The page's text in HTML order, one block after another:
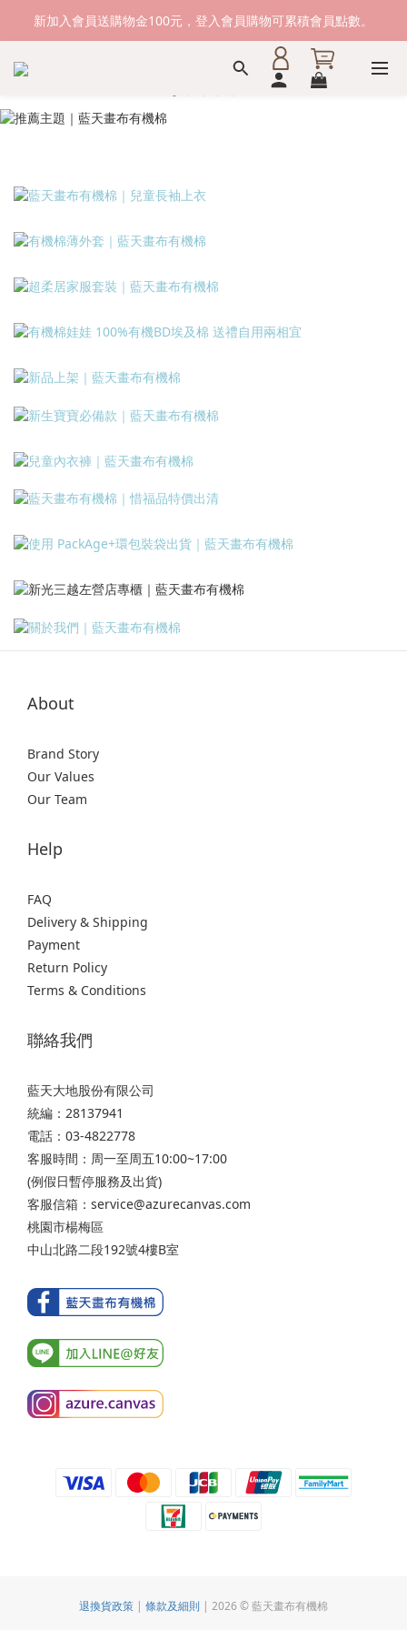
新加入會員送購物金100元，登入會員購物可累積會員點數。
新加入會員送購物金100元，登入會員購物可累積會員點數。
滿1500元免運費。 滿2000元，貨到付款免運。
新加入會員送購物金100元，登入會員購物可累積會員點數。
About
Brand Story
Our Values
Our Team
Help
FAQ
Delivery & Shipping
Payment
Return Policy
Terms & Conditions
聯絡我們
藍天大地股份有限公司
統編：28137941
電話：03-4822778
客服時間：周一至周五10:00~17:00
(例假日暫停服務及出貨)
客服信箱：service@azurecanvas.com
桃園市楊梅區
中山北路二段192號4樓B室
退換貨政策 | 條款及細則 | 2026 © 藍天畫布有機棉